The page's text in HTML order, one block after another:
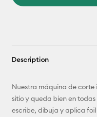
Description
Nuestra máquina de
sitio y queda bien en
escribe, dibuja y aplica